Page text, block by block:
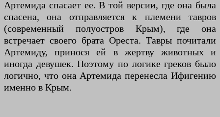
Артемида спасает ее. В той версии, где она была
спасена, она отправляется к племени тавров
(современный полуостров Крым), где она
встречает своего брата Ореста. Тавры почитали
Артемиду, принося ей в жертву животных и
иногда девушек. Поэтому по логике греков было
логично, что она Артемида перенесла Ифигению
именно в Крым.